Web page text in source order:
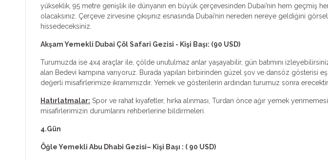
yükseklik, 95 metre genişlik ile dünyanın en büyük çerçevesinden Dubai’nin hem geçmiş
olacaksınız. Çerçeve zirvesine çıkışınız esnasında Dubai’nin nereden nereye geldiğini
hissedeceksiniz.
Akşam Yemekli Dubai Çöl Safari Gezisi - Kişi Başı: (90 USD)
Turumuzda ise 4x4 araçlar ile, çölde unutulmaz anlar yaşayabilir, gün batımını
alan Bedevi kampına varıyoruz. Burada yapılan birbirinden güzel şov ve dansöz gösterisi
değerli misafirlerimize ikramımızdır. Yemek ve gösterilerin ardından turumuz sonra
Hatırlatmalar: Spor ve rahat kıyafetler, hırka alınması, Turdan önce ağır yemek
misafirlerimizin durumlarını rehberlerine bildirmeleri.
4.Gün
Öğle Yemekli Abu Dhabi Gezisi– Kişi Başı : ( 90 USD)